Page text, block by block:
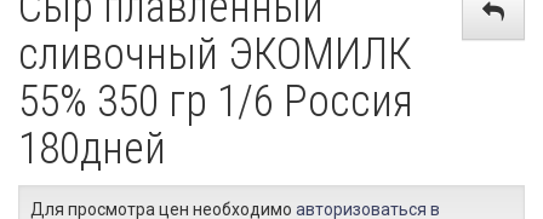
сливочный ЭКОМИЛК
55% 350 гр 1/6 Россия
180дней
Для просмотра цен необходимо авторизоваться в